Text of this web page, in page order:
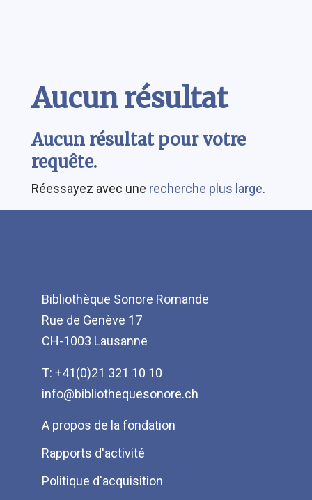
Aucun résultat
Aucun résultat pour votre
requête.
Réessayez avec une recherche plus large.
Bibliothèque Sonore Romande
Rue de Genève 17
CH-1003 Lausanne
T: +41(0)21 321 10 10
info@bibliothequesonore.ch
Menu
Pied
de
page
A propos de la fondation
Rapports d'activité
Politique d'acquisition